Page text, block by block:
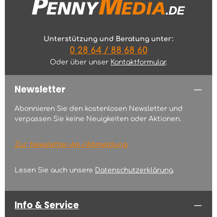
Unterstützung und Beratung unter:
0 28 64 / 88 68 60
Oder über unser Kontaktformular.
Newsletter
Abonnieren Sie den kostenlosen Newsletter und
verpassen Sie keine Neuigkeiten oder Aktionen.
Zur Newsletter-An-/Abmeldung
Lesen Sie auch unsere Datenschutzerklärung.
Info & Service